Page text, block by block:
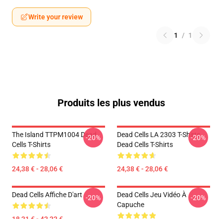
Write your review
1 / 1
Produits les plus vendus
The Island TTPM1004 Dead
Cells T-Shirts
24,38 € - 28,06 €
-20%
Dead Cells LA 2303 T-Shirts
Dead Cells T-Shirts
24,38 € - 28,06 €
-20%
Dead Cells Affiche D'art -20%
Dead Cells Jeu Vidéo À
Capuche
-20%